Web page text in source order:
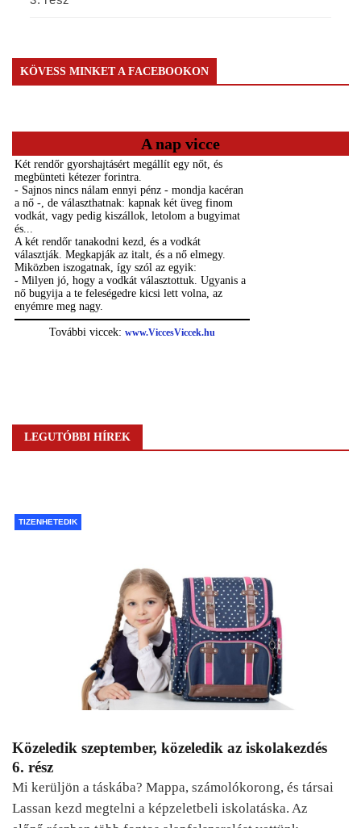
KÖVESS MINKET A FACEBOOKON
A nap vicce
LEGUTÓBBI HÍREK
TIZENHETEDIK
Közeledik szeptember, közeledik az iskolakezdés
6. rész
Mi kerüljön a táskába? Mappa, számolókorong, és társai
Lassan kezd megtelni a képzeletbeli iskolatáska. Az